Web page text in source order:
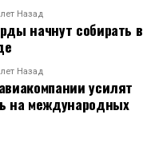
Назад
начнут собирать в
Назад
усилят
на международных